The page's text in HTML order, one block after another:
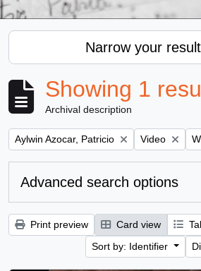
Narrow your
Showing 1
Archival description
Remove filter:
Aylwin Azocar, Patricio Remove filter:
Video
Advanced search options
Print preview Card view
Sort by: Identifier